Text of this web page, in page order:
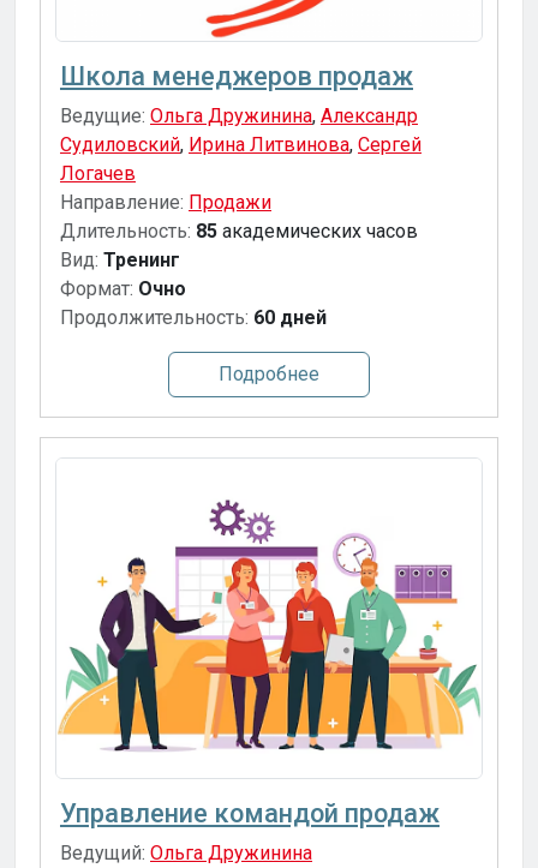
Школа менеджеров продаж
Ведущие: Ольга Дружинина, Александр
Судиловский, Ирина Литвинова, Сергей
Логачев
Направление: Продажи
Длительность: 85 академических часов
Вид: Тренинг
Формат: Очно
Продолжительность: 60 дней
Подробнее
Управление командой продаж
Ведущий: Ольга Дружинина